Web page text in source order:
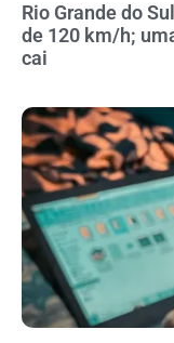
Rio Grande do
de 120 km/h;
cai